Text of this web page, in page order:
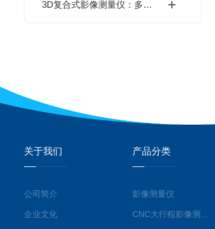
3D复合式影像测量仪：多领域应用，精准检测升级
关于我们
公司简介
企业文化
产品分类
影像测量仪